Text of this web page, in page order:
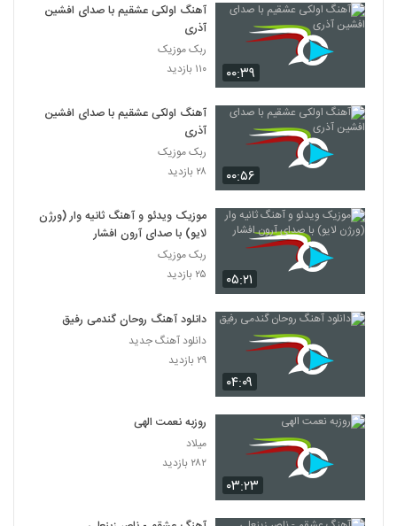
۰۰:۳۹
آهنگ اولکی عشقیم با صدای افشین
آذری
ربک موزیک
۱۱۰ بازدید
۰۰:۵۶
آهنگ اولکی عشقیم با صدای افشین
آذری
ربک موزیک
۲۸ بازدید
۰۵:۲۱
موزیک ویدئو و آهنگ ثانیه وار (ورژن
لایو) با صدای آرون افشار
ربک موزیک
۲۵ بازدید
۰۴:۰۹
دانلود آهنگ روحان گندمی رفیق
دانلود آهنگ جدید
۲۹ بازدید
۰۳:۲۳
روزبه نعمت الهی
میلاد
۲۸۲ بازدید